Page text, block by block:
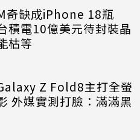
奇缺成iPhone 18瓶
積電10億美元待封裝晶
枯等
Z Fold8主打全螢
外媒實測打臉：滿滿黑